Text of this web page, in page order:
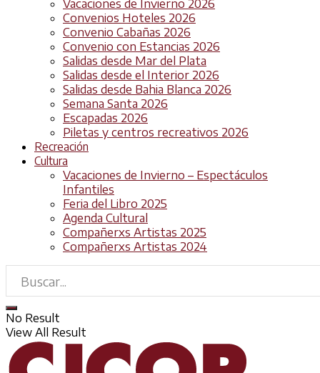
Vacaciones de Invierno 2026
Convenios Hoteles 2026
Convenio Cabañas 2026
Convenio con Estancias 2026
Salidas desde Mar del Plata
Salidas desde el Interior 2026
Salidas desde Bahia Blanca 2026
Semana Santa 2026
Escapadas 2026
Piletas y centros recreativos 2026
Recreación
Cultura
Vacaciones de Invierno – Espectáculos
Infantiles
Feria del Libro 2025
Agenda Cultural
Compañerxs Artistas 2025
Compañerxs Artistas 2024
No Result
View All Result